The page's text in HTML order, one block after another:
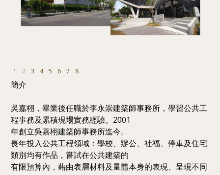
1 2 3 4 5 6 7 8
簡介
吳嘉栩，畢業後任職於李永崇建築師事務所，學習公共工
程事務及累積現場實務經驗。2001
年創立吳嘉栩建築師事務所迄今。
長年投入公共工程領域：學校、辦公、社福、停車及住宅
類別均有作品，嘗試在公共建築的
有限預算內，藉由表層材料及量體本身的表現、呈現不同